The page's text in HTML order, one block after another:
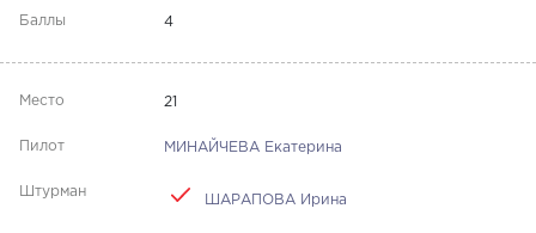
4
21
МИНАЙЧЕВА Екатерина
ШАРАПОВА Ирина